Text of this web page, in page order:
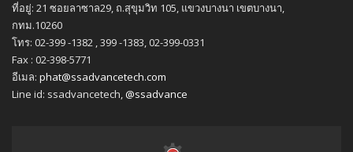
ที่อยู่: 21 ซอยลาซาล29, ถ.สุขุมวิท 105, แขวงบางนา เขตบางนา,
กทม.10260
โทร: 02-399 -1382 , 399 -1383, 02-399-0331
Fax : 02-398-5771
อีเมล: phat@ssadvancetech.com
Line id: ssadvancetech,@ssadvance